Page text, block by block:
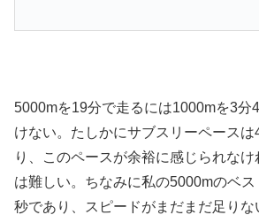
5000mを19分で走るには1000mを3分
けない。たしかにサブスリーペースは
り、このペースが余裕に感じられな
は難しい。ちなみに私の5000mのベ
秒であり、スピードがまだまだ足り